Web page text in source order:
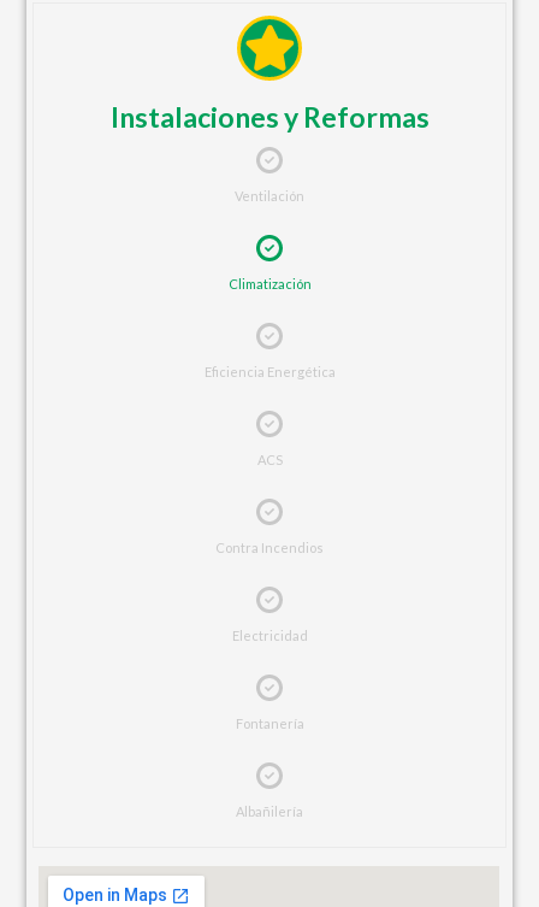
Instalaciones y Reformas
Ventilación
Climatización
Eficiencia Energética
ACS
Contra Incendios
Electricidad
Fontanería
Albañilería